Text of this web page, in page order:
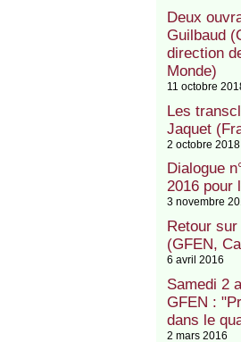
Deux
Guilbaud
direction
Monde)
11 octobre
Les
Jaquet
2 octobre 2018
Dialogue
2016 pour
3 novembre
Retour
(GFEN,
6 avril 2016
Samedi 2
GFEN :
dans le
2 mars 2016